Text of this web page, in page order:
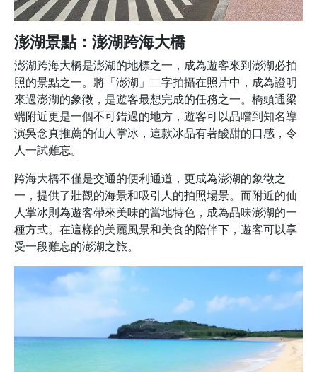
澎湖景點：澎湖跨海大橋
澎湖跨海大橋是澎湖的地標之一，成為遊客來到澎湖必拍
照的景點之一。將「澎湖」二字拍攝在照片中，成為證明
來過澎湖的象徵，是遊客最想完成的任務之一。橋頭通梁
端附近更是一個不可錯過的地方，遊客可以品嚐到知名導
演吳念真推薦的仙人掌冰，這款冰品有著酸甜的口感，令
人一試難忘。
跨海大橋不僅是交通的便利通道，更成為澎湖的象徵之
一，提供了壯觀的海景和吸引人的拍照場景。而附近的仙
人掌冰則為遊客帶來美味的當地特色，成為品味澎湖的一
種方式。在這樣的美麗風景和美食的陪伴下，遊客可以享
受一段難忘的澎湖之旅。